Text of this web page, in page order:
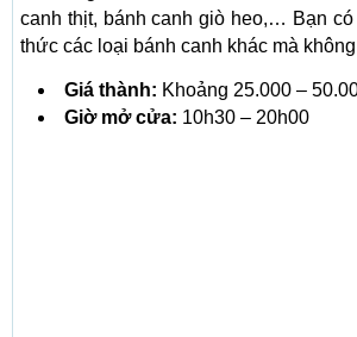
canh thịt, bánh canh giò heo,… Bạn
thức các loại bánh canh khác mà
Giá thành: Khoảng 25.000 –
Giờ mở cửa: 10h30 – 20h00